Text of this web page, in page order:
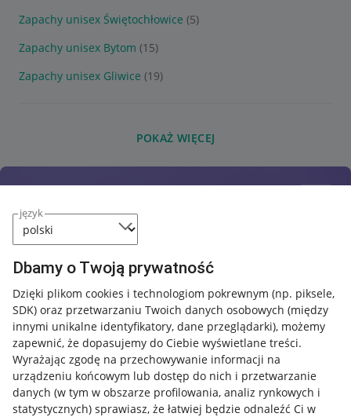
język
Dbamy o Twoją prywatność
Dzięki plikom cookies i technologiom pokrewnym (np. piksele,
SDK) oraz przetwarzaniu Twoich danych osobowych (między
innymi unikalne identyfikatory, dane przeglądarki), możemy
zapewnić, że dopasujemy do Ciebie wyświetlane treści.
Wyrażając zgodę na przechowywanie informacji na
urządzeniu końcowym lub dostęp do nich i przetwarzanie
danych (w tym w obszarze profilowania, analiz rynkowych i
statystycznych) sprawiasz, że łatwiej będzie odnaleźć Ci w
Zapachy unisex Świętochłowice (5)
Zapachy unisex Bytom (15)
Zapachy unisex Gliwice (19)
POKAŻ WIĘCEJ